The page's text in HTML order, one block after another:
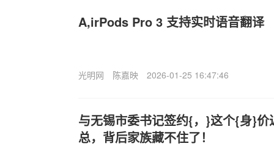
A,irPods Pro 3 支持实时语音翻译
光明网 陈嘉映 2026-01-25 16:47:46
与无锡市委书记签约{，}这个{身}价
总，背后家族藏不住了！